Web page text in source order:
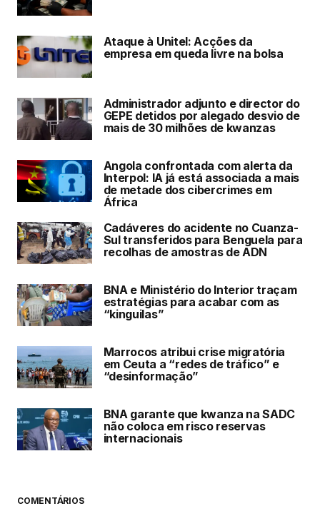
Ataque à Unitel: Acções da
empresa em queda livre na bolsa
Administrador adjunto e director do
GEPE detidos por alegado desvio de
mais de 30 milhões de kwanzas
Angola confrontada com alerta da
Interpol: IA já está associada a mais
de metade dos cibercrimes em
África
Cadáveres do acidente no Cuanza-
Sul transferidos para Benguela para
recolhas de amostras de ADN
BNA e Ministério do Interior traçam
estratégias para acabar com as
“kinguilas”
Marrocos atribui crise migratória
em Ceuta a “redes de tráfico” e
“desinformação”
BNA garante que kwanza na SADC
não coloca em risco reservas
internacionais
COMENTÁRIOS